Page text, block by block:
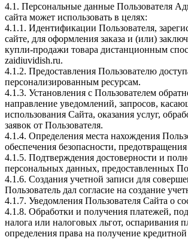
4.1. Персональные данные Пользователя
сайта может использовать в целях:
4.1.1. Идентификации Пользователя,
сайте, для оформления заказа и (или)
купли-продажи товара дистанционным
zaidiuvidish.ru.
4.1.2. Предоставления Пользователю
персонализированным ресурсам.
4.1.3. Установления с Пользователем
направление уведомлений, запросов,
использования Сайта, оказания услуг,
заявок от Пользователя.
4.1.4. Определения места нахождения
обеспечения безопасности,
4.1.5. Подтверждения достоверности и
персональных данных, предоставленных
4.1.6. Создания учетной записи для
Пользователь дал согласие на создание
4.1.7. Уведомления Пользователя Сайта о
4.1.8. Обработки и получения платежей,
налога или налоговых льгот, оспаривания
определения права на получение